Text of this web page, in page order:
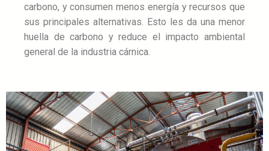
carbono, y consumen menos energí­a y recursos que
sus principales alternativas. Esto les da una menor
huella de carbono y reduce el impacto ambiental
general de la industria cárnica.